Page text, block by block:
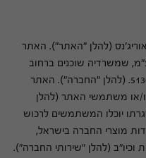
אוריג'נס (להלן "האתר"). האתר
שמשרדיה שוכנים ברחוב
הנחושת 4, תל אביב ישראל, ח.פ 513092825. (להלן "החברה"). האתר
או משתמשי האתר (להלן
יוכלו המשתמשים לרכוש
מוצרי החברה בישראל,
וכיו"ב (להלן "שירותי החברה").